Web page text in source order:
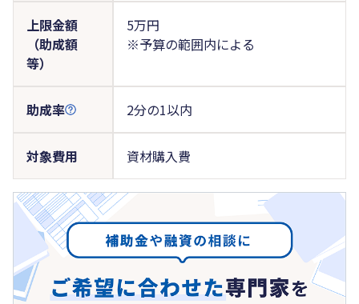
上限金額
（助成額
等）
5万円
※予算の範囲内による
助成率 2分の1以内
対象費用 資材購入費